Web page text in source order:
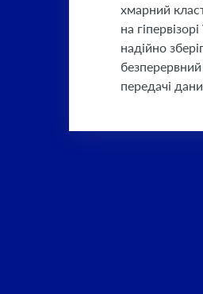
хмарний
на
надійно
передачі